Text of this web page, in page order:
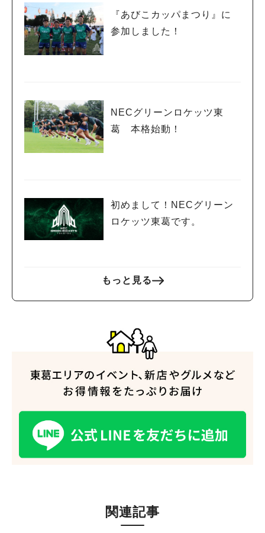
『あびこカッパまつり』に
参加しました！
NECグリーンロケッツ東
葛 本格始動！
初めまして！NECグリーン
ロケッツ東葛です。
もっと見る
関連記事